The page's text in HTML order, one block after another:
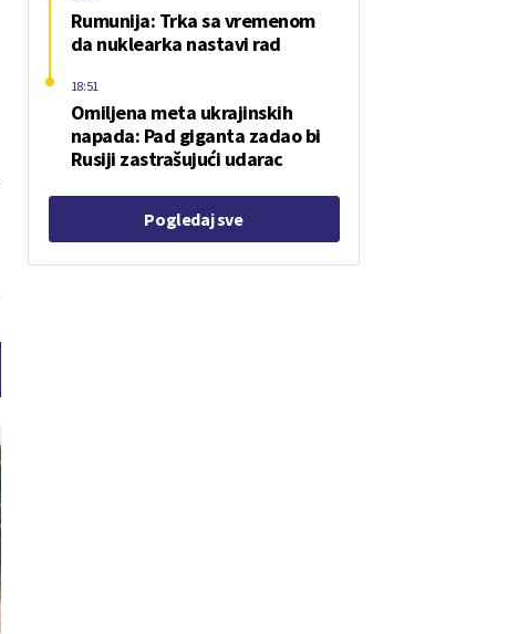
Rumunija: Trka sa vremenom
da nuklearka nastavi rad
Omiljena meta ukrajinskih
napada: Pad giganta zadao bi
Rusiji zastrašujući udarac
18:51
Pogledaj sve